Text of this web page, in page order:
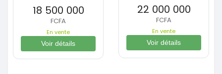
18 500 000
FCFA
En vente
Voir détails
22 000 000
FCFA
En vente
Voir détails